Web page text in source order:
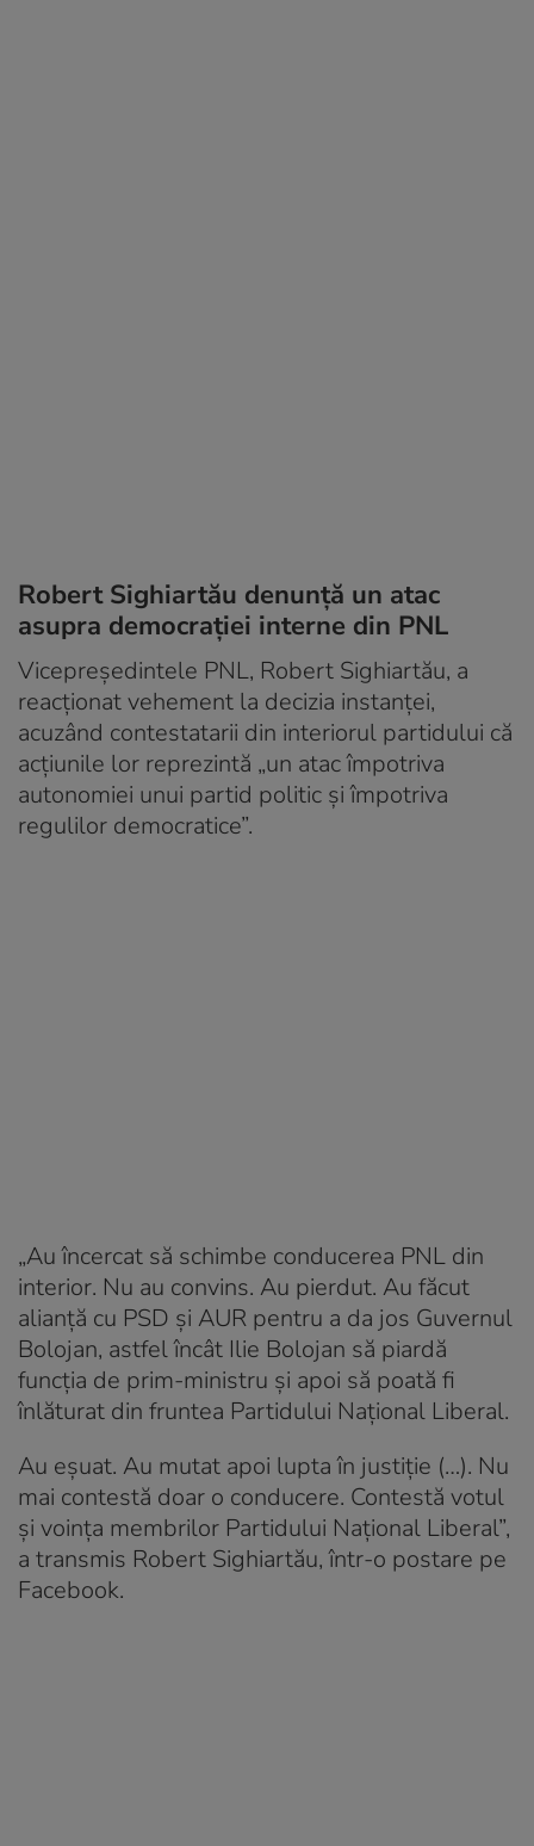
Robert Sighiartău denunță un atac
asupra democrației interne din PNL
Vicepreședintele PNL, Robert Sighiartău, a
reacționat vehement la decizia instanței,
acuzând contestatarii din interiorul partidului că
acțiunile lor reprezintă „un atac împotriva
autonomiei unui partid politic și împotriva
regulilor democratice”.
„Au încercat să schimbe conducerea PNL din
interior. Nu au convins. Au pierdut. Au făcut
alianță cu PSD și AUR pentru a da jos Guvernul
Bolojan, astfel încât Ilie Bolojan să piardă
funcția de prim-ministru și apoi să poată fi
înlăturat din fruntea Partidului Național Liberal.
Au eșuat. Au mutat apoi lupta în justiție (…). Nu
mai contestă doar o conducere. Contestă votul
și voința membrilor Partidului Național Liberal”,
a transmis Robert Sighiartău, într-o postare pe
Facebook.